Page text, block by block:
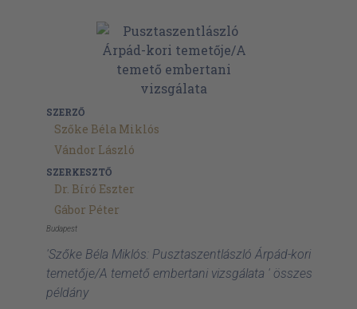
SZERZŐ
Szőke Béla Miklós
Vándor László
SZERKESZTŐ
Dr. Bíró Eszter
Gábor Péter
Budapest
'Szőke Béla Miklós: Pusztaszentlászló Árpád-kori
temetője/A temető embertani vizsgálata ' összes
példány